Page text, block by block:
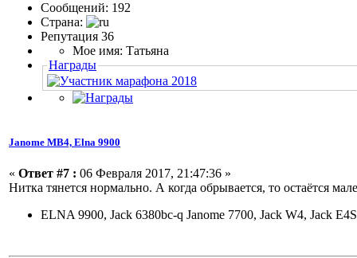
Сообщений: 192
Страна:
Репутация 36
Мое имя: Татьяна
Награды
Janome МВ4, Elna 9900
« Ответ #7 : 06 Февраля 2017, 21:47:36 »
Нитка тянется нормально. А когда обрывается, то остаётся
ELNA 9900, Jack 6380bc-q Janome 7700, Jack W4, Jack E4S